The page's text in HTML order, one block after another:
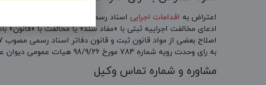
اعتراض به اقدامات اجرایی
اسناد رسمی
ادعای مخالفت اجراییه ثبتی با «مفاد سند» یا مخالفت با
به رای وحدت رویه شماره 784 مورخ 98/9/26 هیات عمومی دیوان عالی کشور، رسیدگی در صلاحیت دادگاه عمومی (حقوقی) محل صدور اجراییه ثبتی می‌باشد.
مشاوره و شماره تماس وکیل